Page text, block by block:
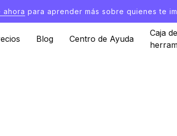
ahora para aprender más sobre quienes te
Blog Centro de Ayuda
Caja de